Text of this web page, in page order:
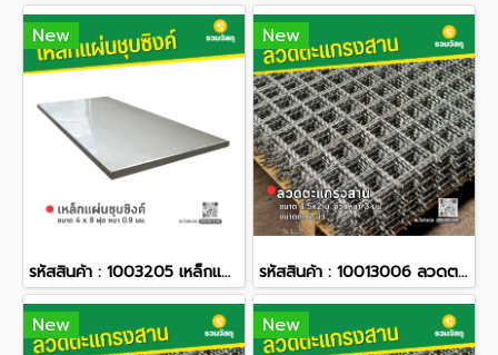
New
รหัสสินค้า : 1003205 เหล็กแผ่นชุบซิงค์ 4 x 8 ฟุต หนา 0.9 มม.
New
รหัสสินค้า : 10013006 ลวดตะแกรงสาน ขนาด 1.5x2 ม. ลวดหนา 3 มม. ขนาดตา 2 นิ้ว
New New